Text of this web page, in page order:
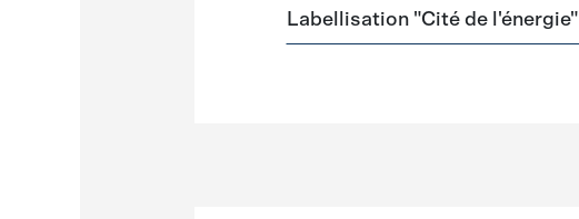
Labellisation "Cité de l'énergie"